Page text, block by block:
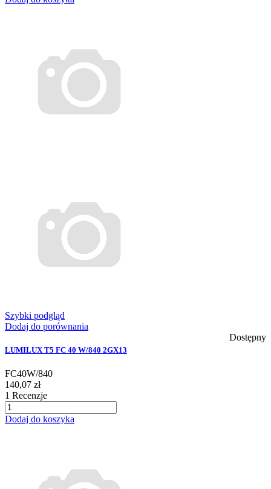
Szybki podgląd
Dodaj do porównania
Dostępny
LUMILUX T5 FC 40 W/840 2GX13
FC40W/840
140,07 zł
1 Recenzje
Dodaj do koszyka